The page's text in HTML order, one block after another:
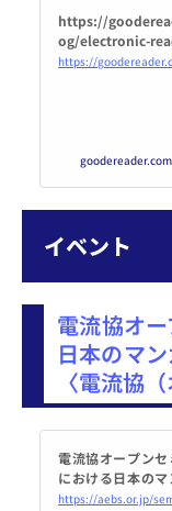
https://
og/electronic-
ok-at-the-sharp-
goodereader.com
イベント
電流協オ
日本のマ
〈電流協
電流協オープン
における日本のマ
ツの価値と将来」